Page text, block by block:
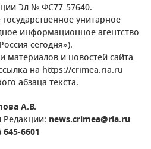
Эл № ФС77-57640.
унитарное
информационное агентство
сегодня»).
и новостей сайта
на https://crimea.ria.ru
абзаца текста.
А.В.
Редакции: news.crimea@ria.ru
645-6601